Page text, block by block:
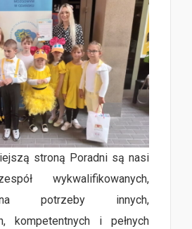
stroną Poradni są nasi
wykwalifikowanych,
potrzeby innych,
kompetentnych i pełnych